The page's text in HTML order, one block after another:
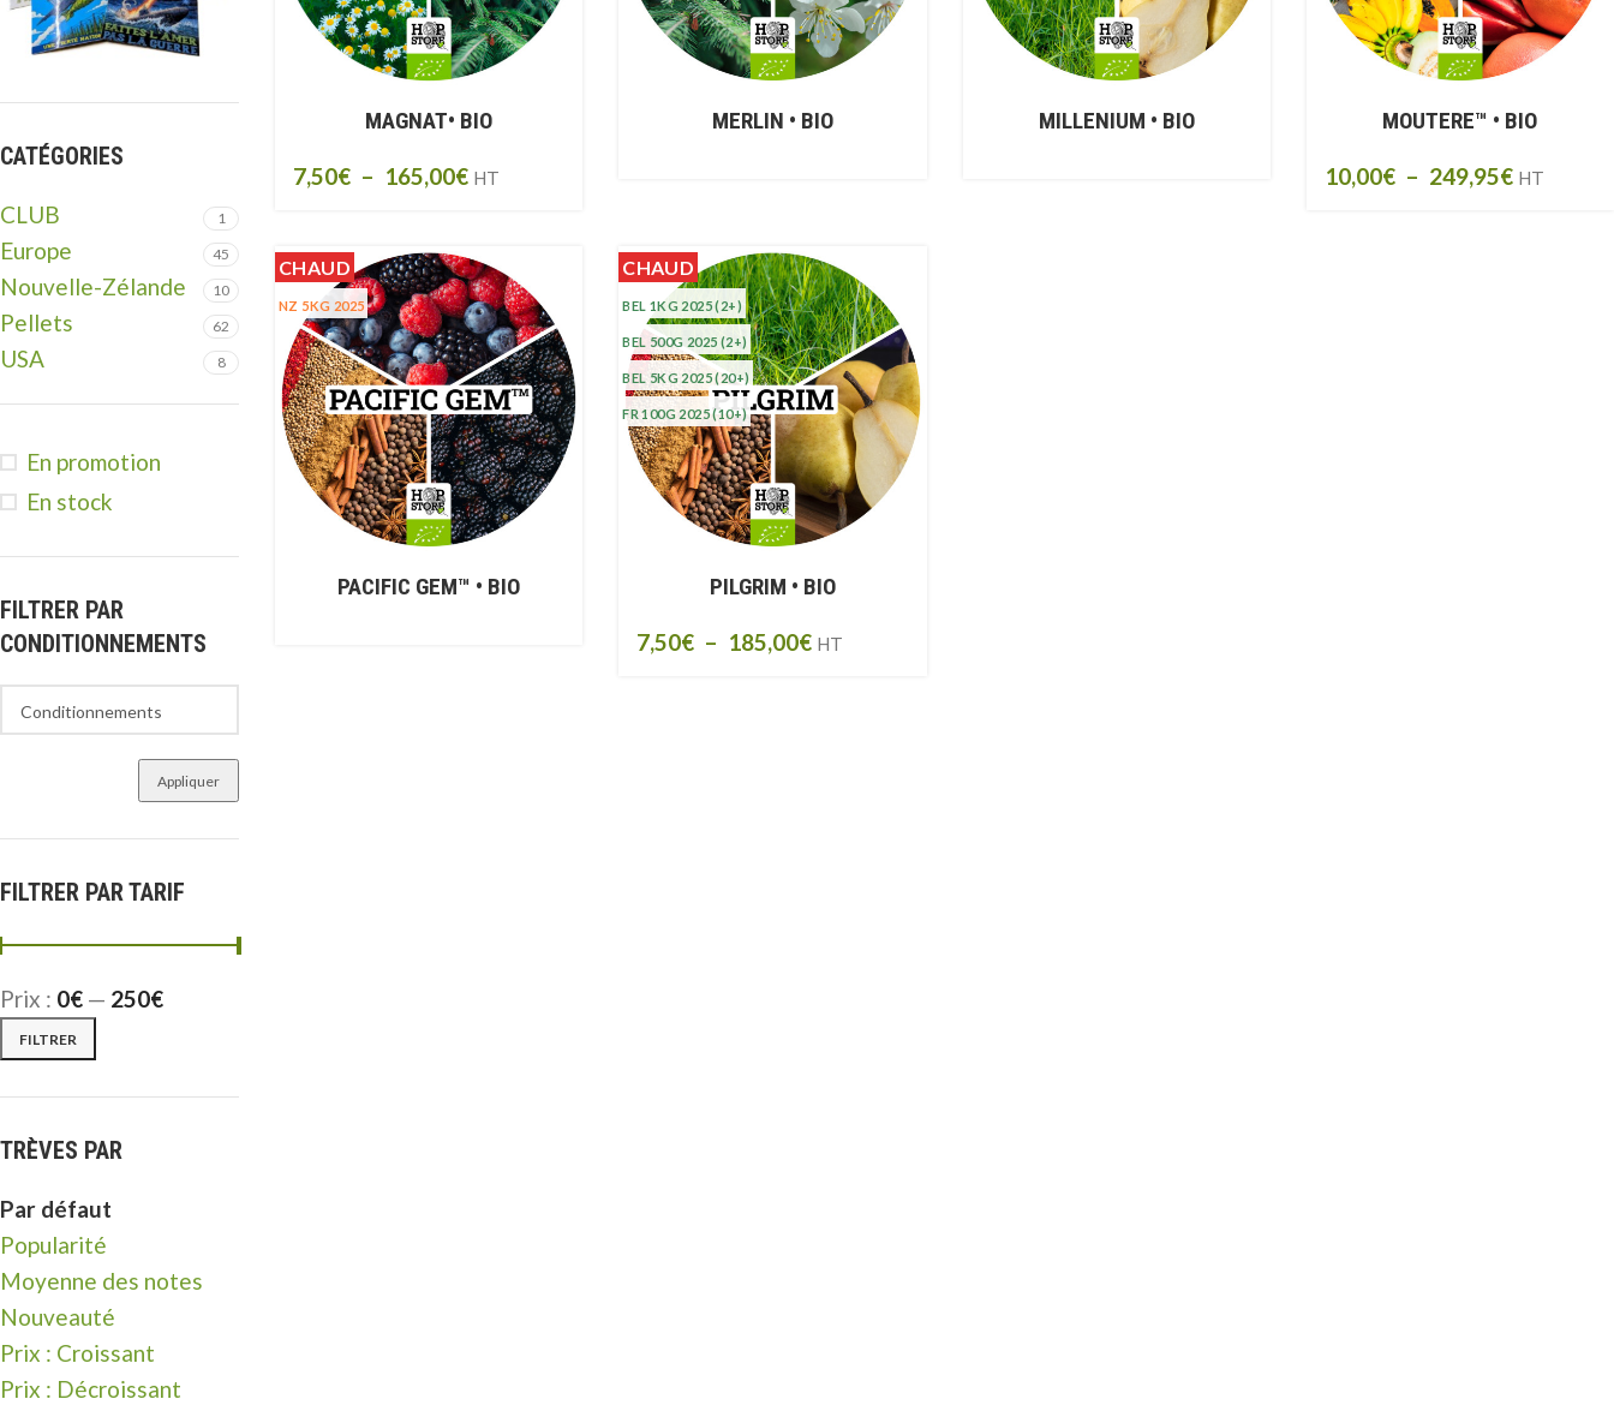
CATÉGORIES
CLUB 1
Europe 45
Nouvelle-Zélande 10
Pellets 62
USA 8
En promotion
En stock
FILTRER PAR
CONDITIONNEMENTS
Appliquer
FILTRER PAR TARIF
FILTRER
Prix : 0€ — 250€
TRÈVES PAR
Par défaut
Popularité
Moyenne des notes
Nouveauté
Prix : Croissant
Prix : Décroissant
MAGNAT• BIO
7,50€ – 165,00€ HT
MERLIN • BIO MILLENIUM • BIO
MOUTERE™ • BIO
10,00€ – 249,95€ HT
CHAUD
NZ 5KG 2025
PACIFIC GEM™ • BIO
CHAUD
BEL 1KG 2025(2+)
BEL 500G 2025 (2+)
BEL 5KG 2025(20+)
FR 100G 2025(10+)
PILGRIM • BIO
7,50€ – 185,00€ HT